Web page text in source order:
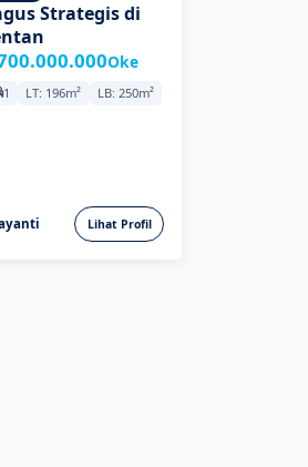
Strategis di
Oke
1 LT: 196m² LB: 250m²
Lihat Profil